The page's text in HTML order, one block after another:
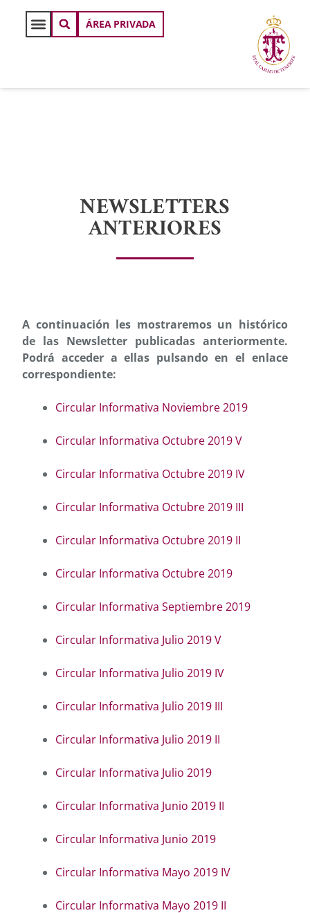
ÁREA PRIVADA
NEWSLETTERS
ANTERIORES
A continuación les mostraremos un histórico
de las Newsletter publicadas anteriormente.
Podrá acceder a ellas pulsando en el enlace
correspondiente:
Circular Informativa Noviembre 2019
Circular Informativa Octubre 2019 V
Circular Informativa Octubre 2019 IV
Circular Informativa Octubre 2019 III
Circular Informativa Octubre 2019 II
Circular Informativa Octubre 2019
Circular Informativa Septiembre 2019
Circular Informativa Julio 2019 V
Circular Informativa Julio 2019 IV
Circular Informativa Julio 2019 III
Circular Informativa Julio 2019 II
Circular Informativa Julio 2019
Circular Informativa Junio 2019 II
Circular Informativa Junio 2019
Circular Informativa Mayo 2019 IV
Circular Informativa Mayo 2019 II